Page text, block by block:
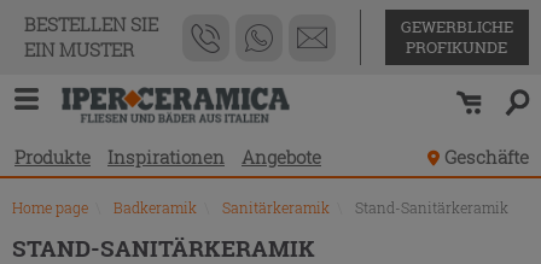
BESTELLEN SIE
EIN MUSTER
GEWERBLICHE
PROFIKUNDE
Produkte Inspirationen Angebote Geschäfte
Home page Badkeramik Sanitärkeramik Stand-Sanitärkeramik
STAND-SANITÄRKERAMIK
Produktverzeichnis